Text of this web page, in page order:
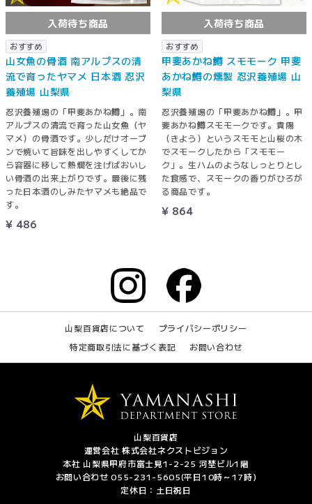
入荷待ち商品
おすすめ
山女魚の骨酒 南アルプスの清
流で育ったヤマメ 日本酒 忍沢
養殖場 山梨県
忍沢養殖場の「甲斐あかね鱒」。南
アルプスの清流で育った山女魚（ヤ
マメ）の骨酒です。少しだけオーブ
ンで焼いて旨味を出しやすくしてか
ら容器に移して熱燗を注げばおいし
い骨酒の出来上がりです。最後に残
った日本酒のしみたヤマメも絶品で
す。
¥ 486
入荷待ち商品
おすすめ
甲斐あかね鱒 スモモーク 甲斐
あかね鱒の燻製 忍沢養殖場 山
梨県
忍沢養殖場の「甲斐あかね鱒」。甲
斐あかね鱒スモモークです。貴陽
（きよう）というスモモと山桜の木
でスモークしたから「スモモー
ク」。生ハムのようなしっとりとし
た食感で、スモークの香りがひろが
る商品です。
¥ 864
山梨百貨店について
プライバシーポリシー
特定商取引法に基づく表記
お問い合わせ
山梨百貨店
運営会社 株式会社ネクストビジョン
本社 山梨県甲府市富士見1-2-25 河埜ビル1階
お問い合わせ 055-231-5605(平日10時～17時)
定休日：土日祝日